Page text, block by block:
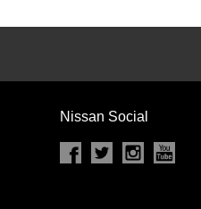
Nissan Social